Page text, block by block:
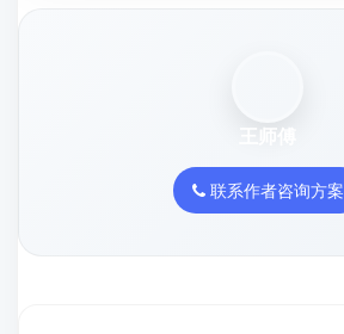
王师傅
联系作者咨询方案